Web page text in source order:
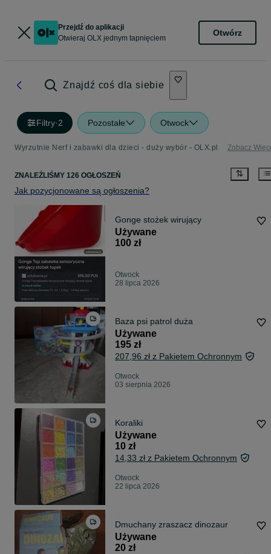
Przejdź do aplikacji
Otwieraj OLX jednym tapnięciem
Otwórz
Znajdź coś dla siebie
Filtry·2 Pozostałe Otwock
Wyrzutnie Nerf i zabawki dla dzieci - duży wybór - OLX.pl Zobacz
ZNALEŹLIŚMY 126 OGŁOSZEŃ
Jak pozycjonowane są ogłoszenia?
Gonge stożek wirujący
Używane
100 zł
Otwock
28 lipca 2026
Baza psi patrol duża
Używane
195 zł
207,96 zł z Pakietem Ochronnym
Otwock
03 sierpnia 2026
Koraliki
Używane
10 zł
14,33 zł z Pakietem Ochronnym
Otwock
22 lipca 2026
Dmuchany zraszacz dinozaur
Używane
20 zł